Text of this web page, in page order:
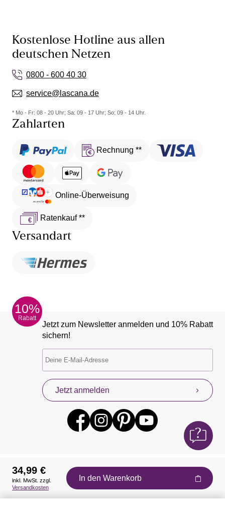
Kostenlose Hotline aus allen
deutschen Netzen
0800 - 600 40 30
service@lascana.de
* Mo - Fr: 08 - 20 Uhr; Sa: 09 - 17 Uhr; So: 09 - 14 Uhr.
Zahlarten
Rechnung **
Online-Überweisung
Ratenkauf **
Versandart
10%
Rabatt
Jetzt zum Newsletter anmelden und 10% Rabatt
sichern!
Jetzt anmelden
Auszeichnungen
34,99 €
inkl. MwSt. zzgl.
Versandkosten
In den Warenkorb